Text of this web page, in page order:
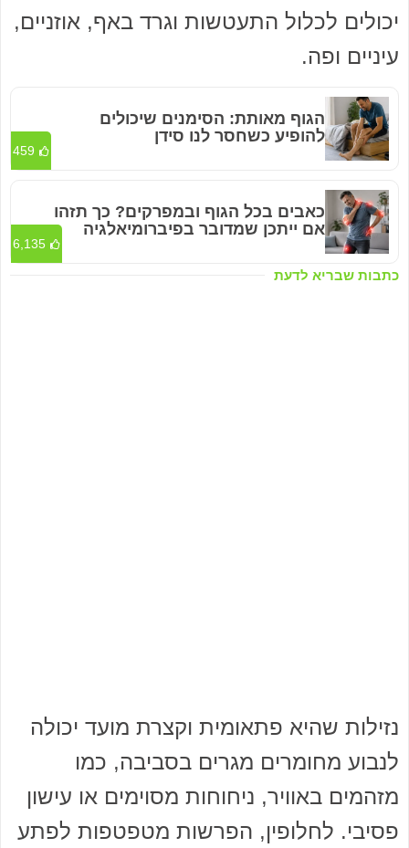
יכולים לכלול התעטשות וגרד באף, אוזניים,
עיניים ופה.
כתבות שבריא לדעת
הגוף מאותת: הסימנים שיכולים
להופיע כשחסר לנו סידן
459
כאבים בכל הגוף ובמפרקים? כך תזהו
אם ייתכן שמדובר בפיברומיאלגיה
6,135
נזילות שהיא פתאומית וקצרת מועד יכולה
לנבוע מחומרים מגרים בסביבה, כמו
מזהמים באוויר, ניחוחות מסוימים או עישון
פסיבי. לחלופין, הפרשות מטפטפות לפתע